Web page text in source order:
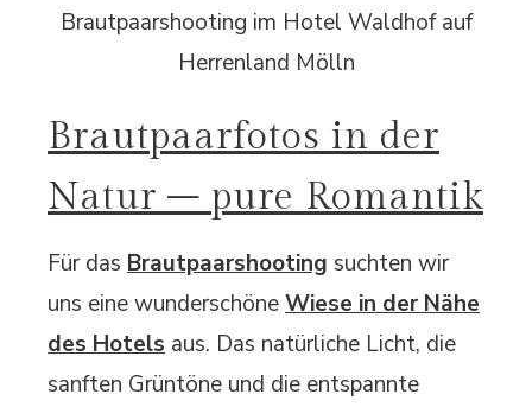
Brautpaarfotos in der
Natur – pure Romantik
Für das Brautpaarshooting suchten wir
uns eine wunderschöneWiese in der Nähe
des Hotels aus. Das natürliche Licht, die
sanften Grüntöne und die entspannte